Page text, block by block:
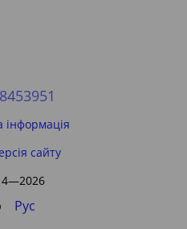
інформація
сайту
Рус